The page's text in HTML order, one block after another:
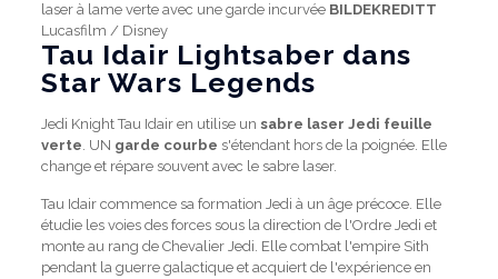
laser à lame verte avec une garde incurvéeBILDEKREDITT
Lucasfilm / Disney
Tau Idair Lightsaber dans
Star Wars Legends
Jedi Knight Tau Idair en utilise un sabre laser Jedi feuille
verte. UN garde courbe s'étendant hors de la poignée. Elle
change et répare souvent avec le sabre laser.
Tau Idair commence sa formation Jedi à un âge précoce. Elle
étudie les voies des forces sous la direction de l'Ordre Jedi et
monte au rang de Chevalier Jedi. Elle combat l'empire Sith
pendant la guerre galactique et acquiert de l'expérience en